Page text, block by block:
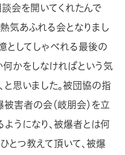
会を開いてくれたんで
気あふれる会となりまし
としてしゃべれる最後の
何かをしなければという気
と思いました。被団協の指
害者の会（岐朋会）を立
ようになり、被爆者とは何
とつ教えて頂いて、被爆